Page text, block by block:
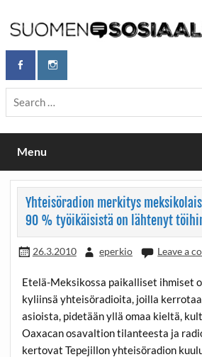
content
Sosiaalifoorumi
Maailmanparannuspäivät Lapinlahden
26.–27.9.2026
Menu
Yhteisöradion merkitys
90 % työikäisistä on lähtenyt
26.3.2010 eperkio Leave a
Etelä-Meksikossa paikalliset ihmiset
kyliinsä yhteisöradioita, joilla
asioista, pidetään yllä omaa kieltä,
Oaxacan osavaltion tilanteesta ja
kertovat Tepejillon yhteisöradion